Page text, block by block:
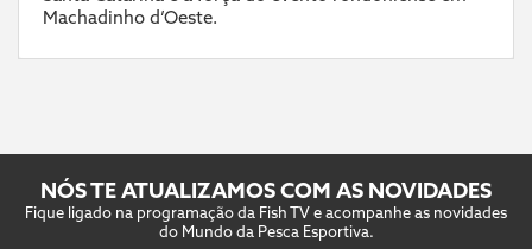
Machadinho d’Oeste.
NÓS TE ATUALIZAMOS COM AS NOVIDADES
Fique ligado na programação da Fish TV e acompanhe as novidades
do Mundo da Pesca Esportiva.